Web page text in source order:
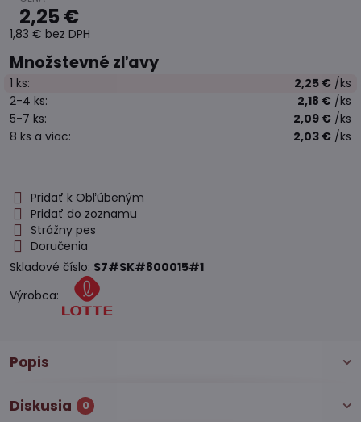
2,25 €
1,83 € bez DPH
Množstevné zľavy
1 ks: 2,25 € /ks
2-4 ks: 2,18 € /ks
5-7 ks: 2,09 € /ks
8 ks a viac: 2,03 € /ks
Pridať k Obľúbeným
Pridať do zoznamu
Strážny pes
Doručenia
Skladové číslo: S7#SK#800015#1
Výrobca:
Popis
Diskusia 0